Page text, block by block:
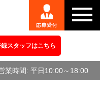
スタッフはこちら
業時間: 平日10:00～18:00